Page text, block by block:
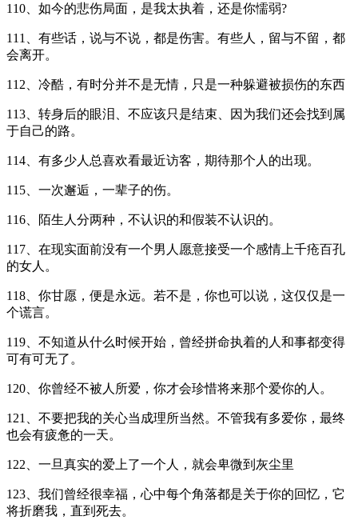
110、如今的悲伤局面，是我太执着，还是你懦弱?
111、有些话，说与不说，都是伤害。有些人，留与不留，都
会离开。
112、冷酷，有时分并不是无情，只是一种躲避被损伤的东西
113、转身后的眼泪、不应该只是结束、因为我们还会找到属
于自己的路。
114、有多少人总喜欢看最近访客，期待那个人的出现。
115、一次邂逅，一辈子的伤。
116、陌生人分两种，不认识的和假装不认识的。
117、在现实面前没有一个男人愿意接受一个感情上千疮百孔
的女人。
118、你甘愿，便是永远。若不是，你也可以说，这仅仅是一
个谎言。
119、不知道从什么时候开始，曾经拼命执着的人和事都变得
可有可无了。
120、你曾经不被人所爱，你才会珍惜将来那个爱你的人。
121、不要把我的关心当成理所当然。不管我有多爱你，最终
也会有疲惫的一天。
122、一旦真实的爱上了一个人，就会卑微到灰尘里
123、我们曾经很幸福，心中每个角落都是关于你的回忆，它
将折磨我，直到死去。